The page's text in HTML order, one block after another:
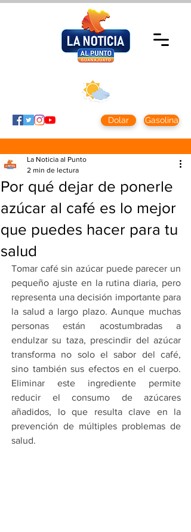
Dolar Gasolina
Por qué dejar de ponerle
azúcar al café es lo mejor
que puedes hacer para tu
salud
La Noticia al Punto
2 min de lectura
Tomar café sin azúcar puede parecer un
pequeño ajuste en la rutina diaria, pero
representa una decisión importante para
la salud a largo plazo. Aunque muchas
personas están acostumbradas a
endulzar su taza, prescindir del azúcar
transforma no solo el sabor del café,
sino también sus efectos en el cuerpo.
Eliminar este ingrediente permite
reducir el consumo de azúcares
añadidos, lo que resulta clave en la
prevención de múltiples problemas de
salud.